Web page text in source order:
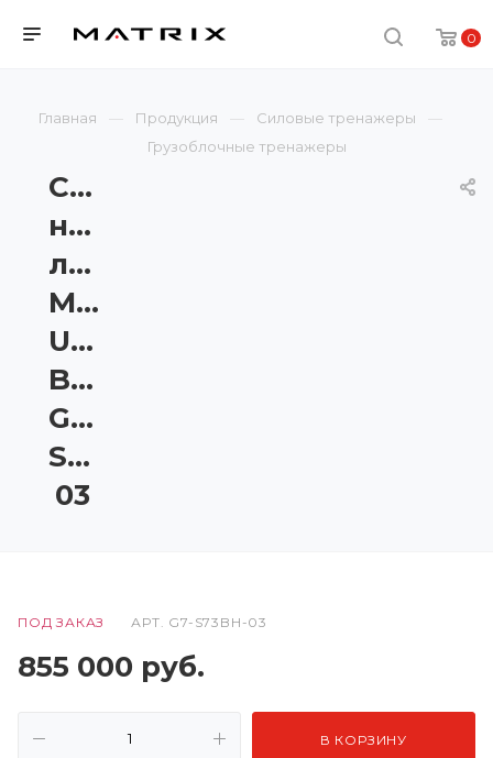
0
Главная Продукция
Силовые тренажеры
Грузоблочные тренажеры
Сгибание
ног
лёжа
Matrix
Ultra
Base
G7-
S73BH-
03
ПОД ЗАКАЗ АРТ. G7-S73BH-03
855 000 руб.
В КОРЗИНУ